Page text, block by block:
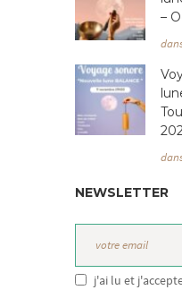
–
NEWSLETTER
j'ai lu et